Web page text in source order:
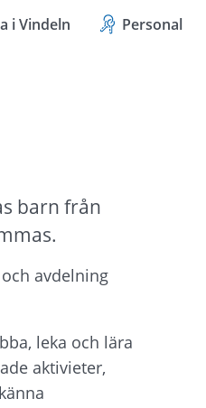
i Vindeln Personal
barn från
avdelning
leka och lära
aktivieter,